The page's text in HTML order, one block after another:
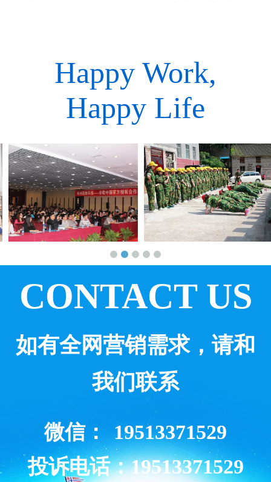
Happy Work,
Happy Life
CONTACT US
如有全网营销需求，请和
我们联系
微信：
19513371529
投诉电话：19513371529